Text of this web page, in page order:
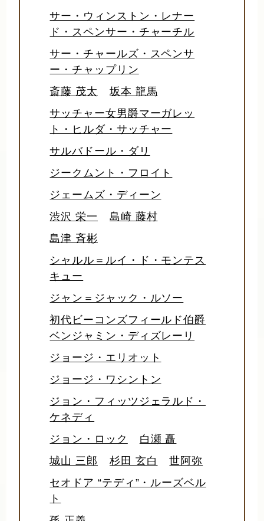
サー・ウィンストン・レナー
ド・スペンサー・チャーチル
サー・チャールズ・スペンサ
ー・チャップリン
斎藤 茂太
坂本 龍馬
サッチャー女男爵マーガレッ
ト・ヒルダ・サッチャー
サルバドール・ダリ
ジークムント・フロイト
ジェームズ・ディーン
渋沢 栄一
島崎 藤村
島津 斉彬
シャルル＝ルイ・ド・モンテス
キュー
ジャン＝ジャック・ルソー
初代ビーコンズフィールド伯爵
ベンジャミン・ディズレーリ
ジョージ・エリオット
ジョージ・ワシントン
ジョン・フィッツジェラルド・
ケネディ
ジョン・ロック
白瀬 矗
城山 三郎
杉田 玄白
世阿弥
セオドア “テディ”・ルーズベル
ト